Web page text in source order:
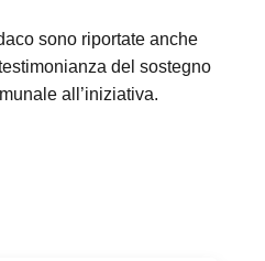
sono riportate anche
del sostegno
all’iniziativa.